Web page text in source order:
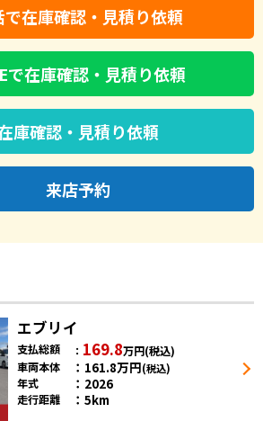
で在庫確認・見積り依頼
で在庫確認・見積り依頼
庫確認・見積り依頼
来店予約
エブリイ
支払総額 169.8万円(税込)
車両本体
161.8万円(税込)
年式 2026
走行距離 5km